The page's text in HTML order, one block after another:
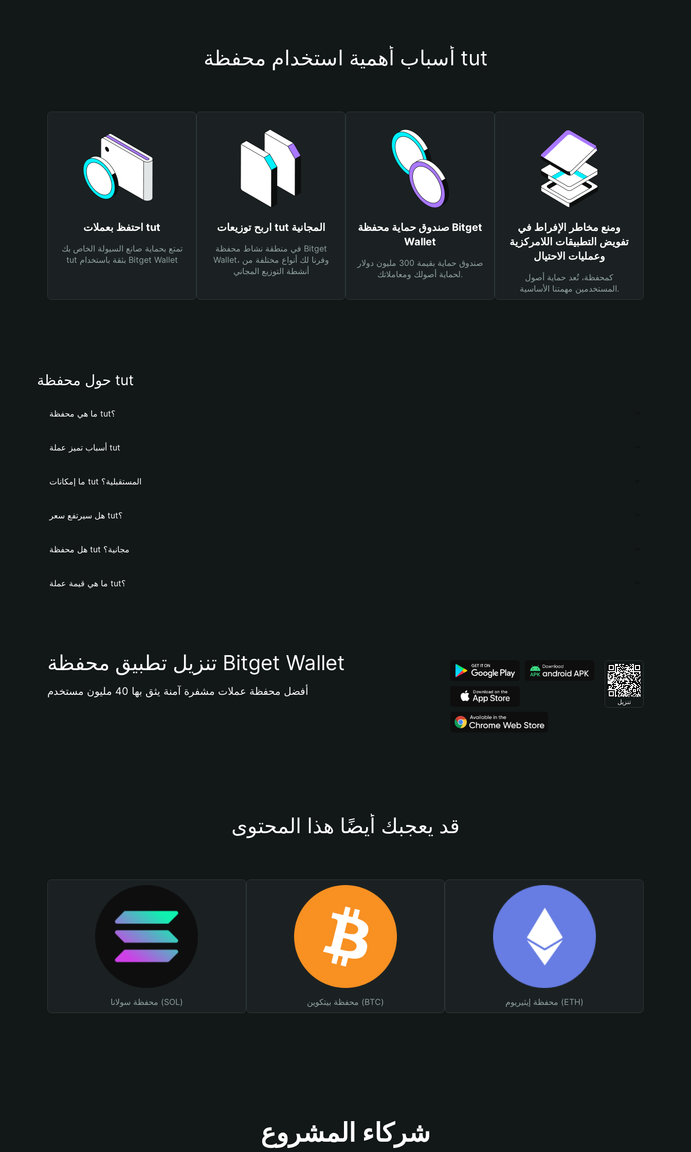
أسباب أهمية استخدام محفظة tut
احتفظ بعملات tut
تمتع بحماية صانع السيولة الخاص بك
tut بثقة باستخدام Bitget Wallet
اربح توزيعات tut المجانية
في منطقة نشاط محفظة Bitget
Wallet، وفرنا لك أنواع مختلفة من
أنشطة التوزيع المجاني
صندوق حماية محفظة Bitget
Wallet
صندوق حماية بقيمة 300 مليون دولار
لحماية أصولك ومعاملاتك.
ومنع مخاطر الإفراط في
تفويض التطبيقات اللامركزية
وعمليات الاحتيال
كمحفظة، تُعد حماية أصول
المستخدمين مهمتنا الأساسية.
حول محفظة tut
ما هي محفظة tut؟
أسباب تميز عملة tut
ما إمكانات tut المستقبلية؟
هل سيرتفع سعر tut؟
هل محفظة tut مجانية؟
ما هي قيمة عملة tut؟
تنزيل تطبيق محفظة Bitget Wallet
أفضل محفظة عملات مشفرة آمنة يثق بها 40 مليون مستخدم
تنزيل
قد يعجبك أيضًا هذا المحتوى
محفظة سولانا (SOL) محفظة بيتكوين (BTC) محفظة إيثيريوم (ETH)
شركاء المشروع